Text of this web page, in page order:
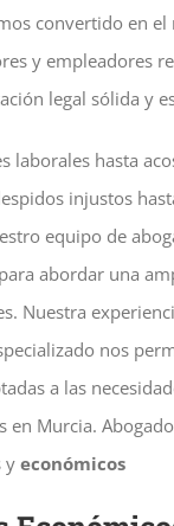
convertido en
y empleadores
legal sólida y
laborales hasta
injustos
equipo de
abordar una
Nuestra
nos
a las
en Murcia.
y económicos